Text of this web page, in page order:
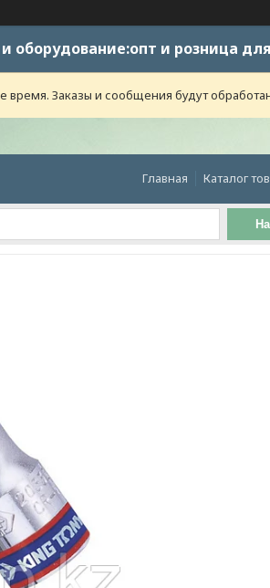
оборудование:опт и розница
Заказы и сообщения будут
Главная Каталог